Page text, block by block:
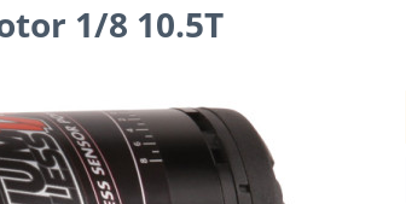
1/8 10.5T